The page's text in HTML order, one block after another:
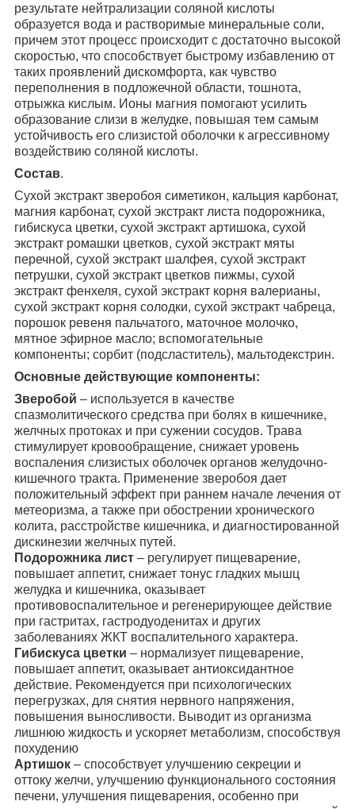
результате нейтрализации соляной кислоты
образуется вода и растворимые минеральные соли,
причем этот процесс происходит с достаточно высокой
скоростью, что способствует быстрому избавлению от
таких проявлений дискомфорта, как чувство
переполнения в подложечной области, тошнота,
отрыжка кислым. Ионы магния помогают усилить
образование слизи в желудке, повышая тем самым
устойчивость его слизистой оболочки к агрессивному
воздействию соляной кислоты.
Состав.
Сухой экстракт зверобоя симетикон, кальция карбонат,
магния карбонат, сухой экстракт листа подорожника,
гибискуса цветки, сухой экстракт артишока, сухой
экстракт ромашки цветков, сухой экстракт мяты
перечной, сухой экстракт шалфея, сухой экстракт
петрушки, сухой экстракт цветков пижмы, сухой
экстракт фенхеля, сухой экстракт корня валерианы,
сухой экстракт корня солодки, сухой экстракт чабреца,
порошок ревеня пальчатого, маточное молочко,
мятное эфирное масло; вспомогательные
компоненты; сорбит (подсластитель), мальтодекстрин.
Основные действующие компоненты:
Зверобой – используется в качестве
спазмолитического средства при болях в кишечнике,
желчных протоках и при сужении сосудов. Трава
стимулирует кровообращение, снижает уровень
воспаления слизистых оболочек органов желудочно-
кишечного тракта. Применение зверобоя дает
положительный эффект при раннем начале лечения от
метеоризма, а также при обострении хронического
колита, расстройстве кишечника, и диагностированной
дискинезии желчных путей.
Подорожника лист – регулирует пищеварение,
повышает аппетит, снижает тонус гладких мышц
желудка и кишечника, оказывает
противовоспалительное и регенерирующее действие
при гастритах, гастродуоденитах и других
заболеваниях ЖКТ воспалительного характера.
Гибискуса цветки – нормализует пищеварение,
повышает аппетит, оказывает антиоксидантное
действие. Рекомендуется при психологических
перегрузках, для снятия нервного напряжения,
повышения выносливости. Выводит из организма
лишнюю жидкость и ускоряет метаболизм, способствуя
похудению
Артишок – способствует улучшению секреции и
оттоку желчи, улучшению функционального состояния
печени, улучшения пищеварения, особенно при